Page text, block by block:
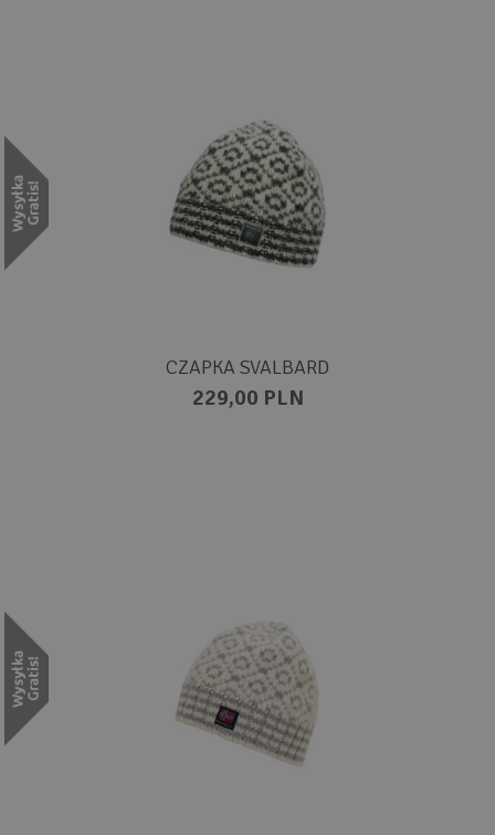
CZAPKA SVALBARD
229,00 PLN